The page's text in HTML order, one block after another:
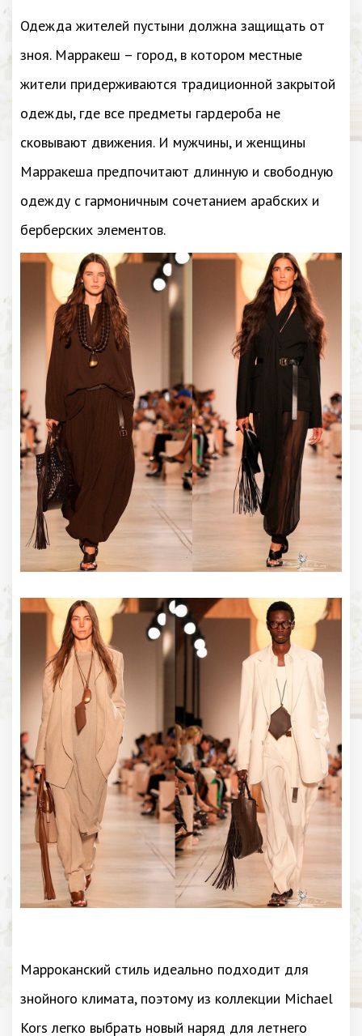
Одежда жителей пустыни должна защищать от
зноя. Марракеш – город, в котором местные
жители придерживаются традиционной закрытой
одежды, где все предметы гардероба не
сковывают движения. И мужчины, и женщины
Марракеша предпочитают длинную и свободную
одежду с гармоничным сочетанием арабских и
берберских элементов.
Марроканский стиль идеально подходит для
знойного климата, поэтому из коллекции Michael
Kors легко выбрать новый наряд для летнего